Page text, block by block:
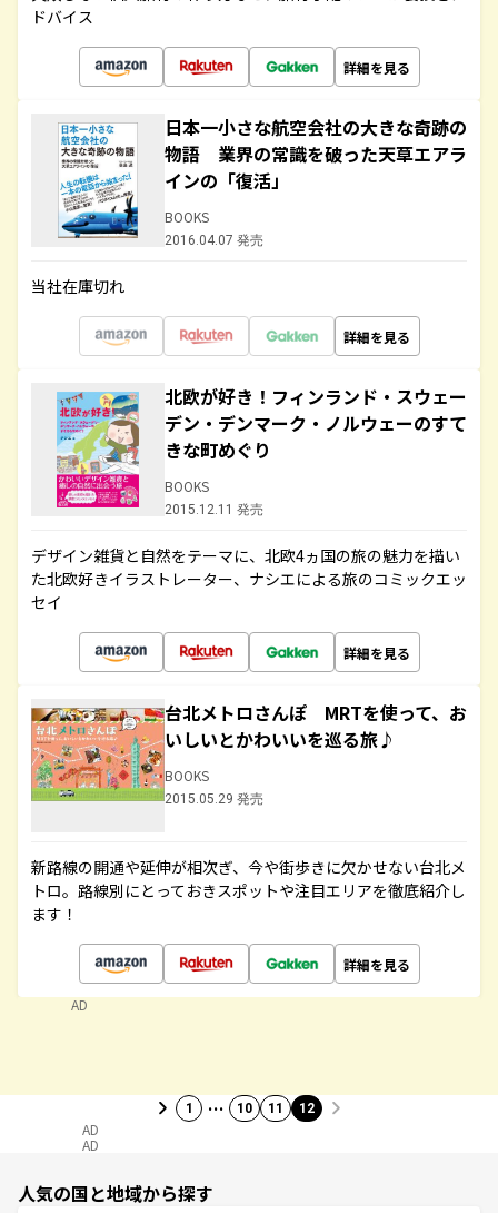
ドバイス
詳細を見る
日本一小さな航空会社の大きな奇跡の
物語 業界の常識を破った天草エアラ
インの「復活」
BOOKS
2016.04.07 発売
当社在庫切れ
詳細を見る
北欧が好き！フィンランド・スウェー
デン・デンマーク・ノルウェーのすて
きな町めぐり
BOOKS
2015.12.11 発売
デザイン雑貨と自然をテーマに、北欧4ヵ国の旅の魅力を描い
た北欧好きイラストレーター、ナシエによる旅のコミックエッ
セイ
詳細を見る
台北メトロさんぽ MRTを使って、お
いしいとかわいいを巡る旅♪
BOOKS
2015.05.29 発売
新路線の開通や延伸が相次ぎ、今や街歩きに欠かせない台北メ
トロ。路線別にとっておきスポットや注目エリアを徹底紹介し
ます！
詳細を見る
AD
1 … 10 11 12
AD
AD
人気の国と地域から探す